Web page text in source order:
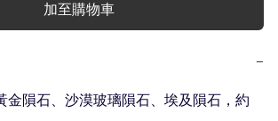
加至購物車
−
金隕石、沙漠玻璃隕石、埃及隕石，約